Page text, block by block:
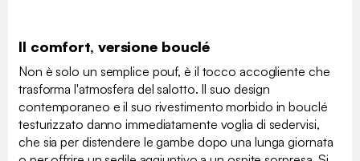
Il comfort, versione bouclé
Non è solo un semplice pouf, è il tocco accogliente che
trasforma l'atmosfera del salotto. Il suo design
contemporaneo e il suo rivestimento morbido in bouclé
testurizzato danno immediatamente voglia di sedervisi,
che sia per distendere le gambe dopo una lunga giornata